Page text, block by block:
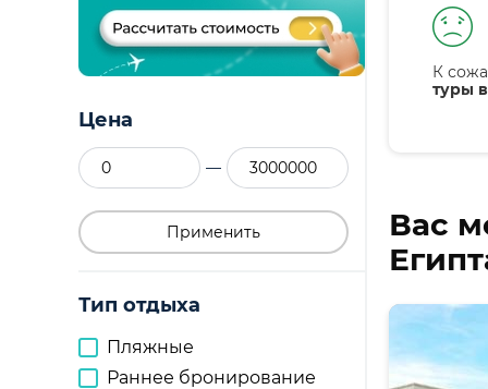
Цена
—
Применить
Тип отдыха
Пляжные
Раннее бронирование
К
туры
Вас